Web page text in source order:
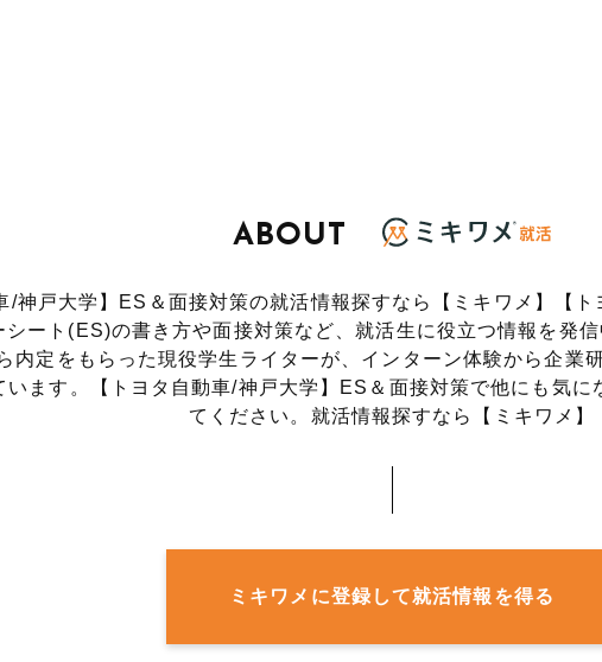
ABOUT
/神戸大学】ES＆面接対策の就活情報探すなら【ミキワメ】【
シート(ES)の書き方や面接対策など、就活生に役立つ情報を発
内定をもらった現役学生ライターが、インターン体験から企業
います。【トヨタ自動車/神戸大学】ES＆面接対策で他にも気に
てください。就活情報探すなら【ミキワメ】
ミキワメに登録して就活情報を得る